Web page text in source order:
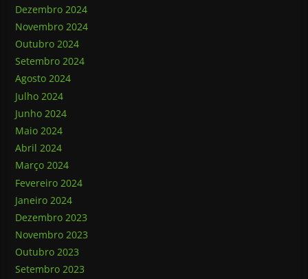
Dezembro 2024
Novembro 2024
Outubro 2024
Setembro 2024
Agosto 2024
Julho 2024
Junho 2024
Maio 2024
Abril 2024
Março 2024
Fevereiro 2024
Janeiro 2024
Dezembro 2023
Novembro 2023
Outubro 2023
Setembro 2023